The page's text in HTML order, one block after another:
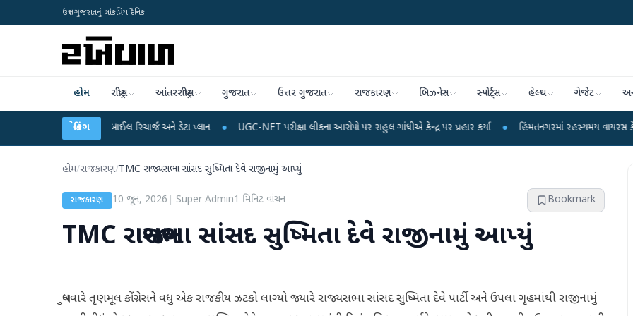
ઉત્તર ગુજરાતનું લોકપ્રિય દૈનિક
હોમ રાષ્ટ્રીય આંતરરાષ્ટ્રીય ગુજરાત ઉત્તર ગુજરાત રાજકારણ બિઝનેસ સ્પોર્ટ્સ હેલ્થ ગેજેટ
બ્રેકિંગ
શકે છે મોબાઈલ રિચાર્જ અને ડેટા પ્લાન ● UGC-NET પરીક્ષા લીકના આરોપો પર રાહુલ ગાંધીએ કેન્દ્ર પર પ્રહાર કર્યા ● હિંમતનગરમાં રહસ્યમય વાયરસ કે ચાંદીપુરા? 6
હોમ/રાજકારણ/TMC રાજ્યસભા સાંસદ સુષ્મિતા દેવે રાજીનામું આપ્યું
રાજકારણ 10 જૂન, 2026 Super Admin1 મિનિટ વાંચન Bookmark
TMC રાજ્યસભા સાંસદ સુષ્મિતા દેવે રાજીનામું આપ્યું
બુધવારે તૃણમૂલ કોંગ્રેસને વધુ એક રાજકીય ઝટકો લાગ્યો જ્યારે રાજ્યસભા સાંસદ સુષ્મિતા દેવે પાર્ટી અને ઉપલા ગૃહમાંથી રાજીનામું